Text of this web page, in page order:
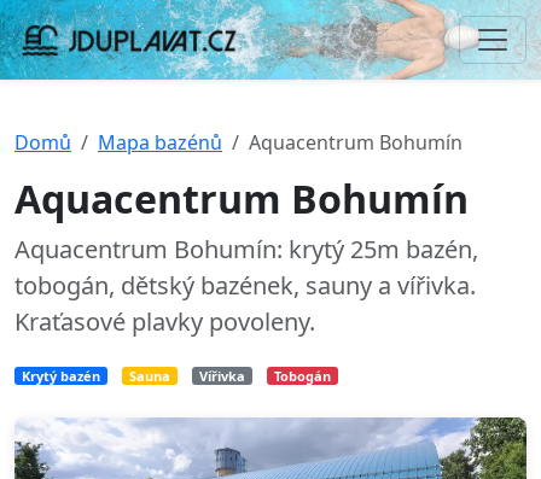
Domů Mapa bazénů Aquacentrum Bohumín
Aquacentrum Bohumín
Aquacentrum Bohumín: krytý 25m bazén,
tobogán, dětský bazének, sauny a vířivka.
Kraťasové plavky povoleny.
Krytý bazén Sauna Vířivka Tobogán